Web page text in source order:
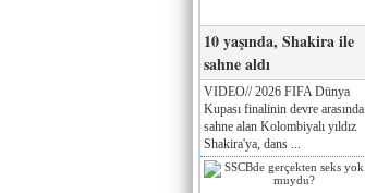
10 yaşında, Shakira ile
sahne aldı
VIDEO// 2026 FIFA Dünya
Kupası finalinin devre arasında
sahne alan Kolombiyalı yıldız
Shakira'ya, dans ...